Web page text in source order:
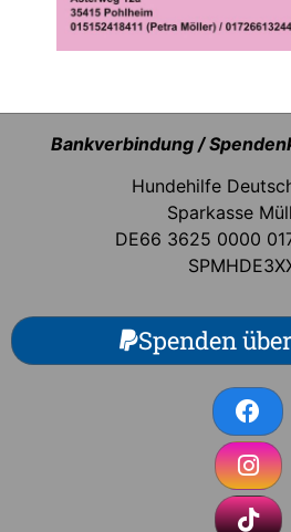
Bankverbindung /
Hundehilfe
Sparkasse
DE66 3625 0000
Spenden